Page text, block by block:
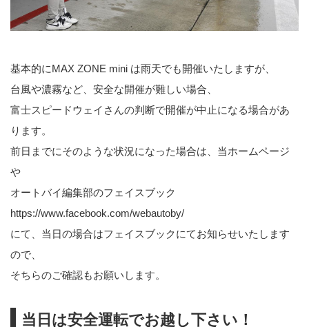
基本的にMAX ZONE mini は雨天でも開催いたしますが、
台風や濃霧など、安全な開催が難しい場合、
富士スピードウェイさんの判断で開催が中止になる場合があ
ります。
前日までにそのような状況になった場合は、当ホームページ
や
オートバイ編集部のフェイスブック
https://www.facebook.com/webautoby/
にて、当日の場合はフェイスブックにてお知らせいたします
ので、
そちらのご確認もお願いします。
当日は安全運転でお越し下さい！